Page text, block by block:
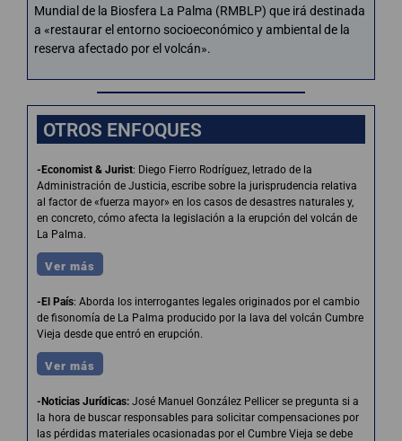
Mundial de la Biosfera La Palma (RMBLP) que irá destinada
a «restaurar el entorno socioeconómico y ambiental de la
reserva afectado por el volcán».
OTROS ENFOQUES
-Economist & Jurist: Diego Fierro Rodríguez, letrado de la
Administración de Justicia, escribe sobre la jurisprudencia relativa
al factor de «fuerza mayor» en los casos de desastres naturales y,
en concreto, cómo afecta la legislación a la erupción del volcán de
La Palma.
Ver más
-El País: Aborda los interrogantes legales originados por el cambio
de fisonomía de La Palma producido por la lava del volcán Cumbre
Vieja desde que entró en erupción.
Ver más
-Noticias Jurídicas: José Manuel González Pellicer se pregunta si a
la hora de buscar responsables para solicitar compensaciones por
las pérdidas materiales ocasionadas por el Cumbre Vieja se debe